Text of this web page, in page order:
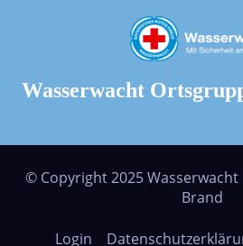
Wasserwacht
© Copyright 2025
Brand
Login